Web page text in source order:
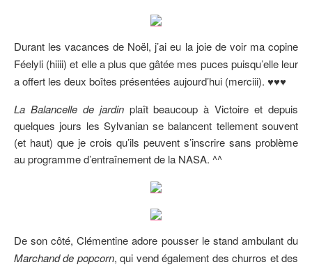
Durant les vacances de Noël, j’ai eu la joie de voir ma copine
Féelyli (hiiii) et elle a plus que gâtée mes puces puisqu’elle leur
a offert les deux boîtes présentées aujourd’hui (merciii). ♥♥♥
La Balancelle de jardinplaît beaucoup à Victoire et depuis
quelques jours les Sylvanian se balancent tellement souvent
(et haut) que je crois qu’ils peuvent s’inscrire sans problème
au programme d’entraînement de la NASA. ^^
De son côté, Clémentine adore pousser le stand ambulant du
Marchand de popcorn, qui vend également des churros et des